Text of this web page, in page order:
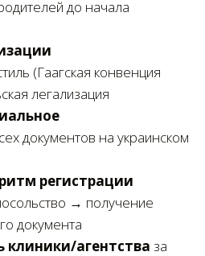
до начала
(Гаагская конвенция
легализация
документов на украинском
регистрации
→ получение
документа
клиники/агентства за